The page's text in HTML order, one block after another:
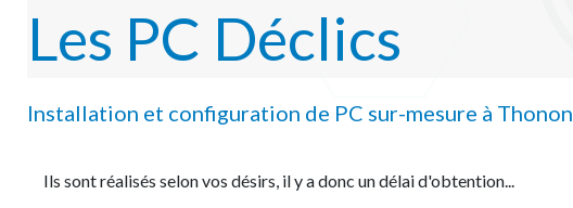
Les PC Déclics
Installation et configuration de PC sur-mesure à Thonon
Ils sont réalisés selon vos désirs, il y a donc un délai d'obtention...